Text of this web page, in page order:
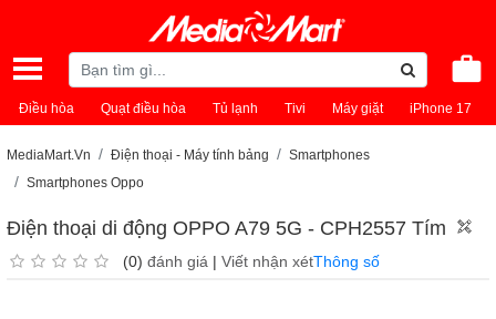
Điều hòa Quạt điều hòa Tủ lạnh Tivi Máy giặt iPhone 17
MediaMart.Vn Điện thoại - Máy tính bảng
Smartphones
Smartphones Oppo
Điện thoại di động OPPO A79 5G - CPH2557 Tím
(0) đánh giá | Viết nhận xétThông số